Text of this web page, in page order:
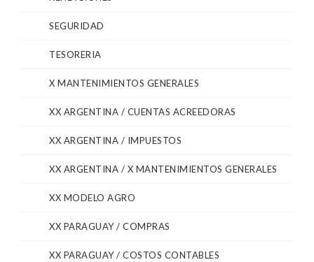
SEGURIDAD
TESORERIA
X MANTENIMIENTOS GENERALES
XX ARGENTINA / CUENTAS ACREEDORAS
XX ARGENTINA / IMPUESTOS
XX ARGENTINA / X MANTENIMIENTOS GENERALES
XX MODELO AGRO
XX PARAGUAY / COMPRAS
XX PARAGUAY / COSTOS CONTABLES